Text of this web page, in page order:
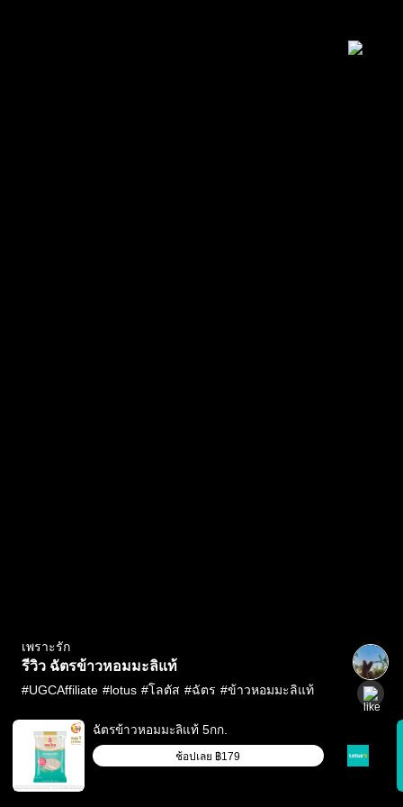
เพราะรัก
รีวิว ฉัตรข้าวหอมมะลิแท้
#UGCAffiliate #lotus #โลตัส #ฉัตร #ข้าวหอมมะลิแท้
ฉัตรข้าวหอมมะลิแท้ 5กก.
ช้อปเลย ฿179